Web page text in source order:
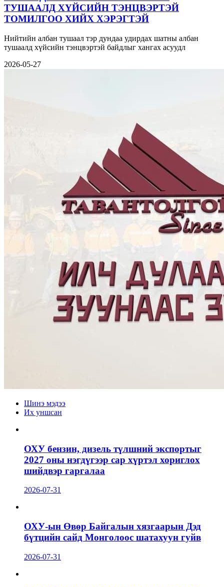
ТУШААЛД ХҮЙСИЙН ТЭНЦВЭРТЭЙ
ТОМИЛГОО ХИЙХ ХЭРЭГТЭЙ
Нийтийн албан тушаал тэр дундаа удирдах шатны албан
тушаалд хүйсийн тэнцвэртэй байдлыг хангах асуудл
2026-05-27
Шинэ мэдээ
Их уншсан
ОХУ бензин, дизель түлшний экспортыг
2027 оны нэгдүгээр сар хүртэл хориглох
шийдвэр гаргалаа
2026-07-31
ОХУ-ын Өвөр Байгалын хязгаарын Дэд
бүтцийн сайд Монголоос шатахуун гуйв
2026-07-31